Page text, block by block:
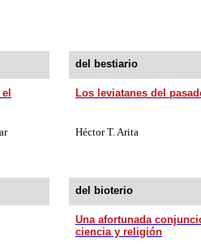
del bestiario
Los leviatanes del
Héctor T. Arita
del bioterio
Una afortunada
ciencia y religión